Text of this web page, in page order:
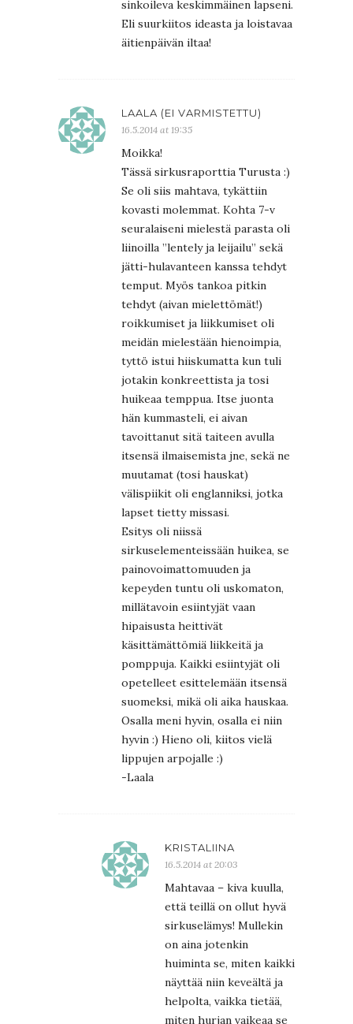
sinkoileva keskimmäinen lapseni.
Eli suurkiitos ideasta ja loistavaa
äitienpäivän iltaa!
LAALA (EI VARMISTETTU)
16.5.2014 at 19:35
Moikka!
Tässä sirkusraporttia Turusta :)
Se oli siis mahtava, tykättiin
kovasti molemmat. Kohta 7-v
seuralaiseni mielestä parasta oli
liinoilla ”lentely ja leijailu” sekä
jätti-hulavanteen kanssa tehdyt
temput. Myös tankoa pitkin
tehdyt (aivan mielettömät!)
roikkumiset ja liikkumiset oli
meidän mielestään hienoimpia,
tyttö istui hiiskumatta kun tuli
jotakin konkreettista ja tosi
huikeaa temppua. Itse juonta
hän kummasteli, ei aivan
tavoittanut sitä taiteen avulla
itsensä ilmaisemista jne, sekä ne
muutamat (tosi hauskat)
välispiikit oli englanniksi, jotka
lapset tietty missasi.
Esitys oli niissä
sirkuselementeissään huikea, se
painovoimattomuuden ja
kepeyden tuntu oli uskomaton,
millätavoin esiintyjät vaan
hipaisusta heittivät
käsittämättömiä liikkeitä ja
pomppuja. Kaikki esiintyjät oli
opetelleet esittelemään itsensä
suomeksi, mikä oli aika hauskaa.
Osalla meni hyvin, osalla ei niin
hyvin :) Hieno oli, kiitos vielä
lippujen arpojalle :)
-Laala
KRISTALIINA
16.5.2014 at 20:03
Mahtavaa – kiva kuulla,
että teillä on ollut hyvä
sirkuselämys! Mullekin
on aina jotenkin
huiminta se, miten kaikki
näyttää niin keveältä ja
helpolta, vaikka tietää,
miten hurjan vaikeaa se